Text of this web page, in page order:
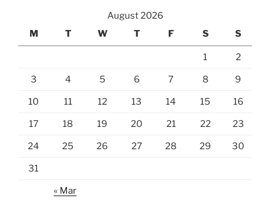
August 2026
M
T W T F S S
1 2
3 4 5 6 7 8 9
10 11 12 13 14 15 16
17 18 19 20 21 22 23
24 25 26 27 28 29 30
31
« Mar